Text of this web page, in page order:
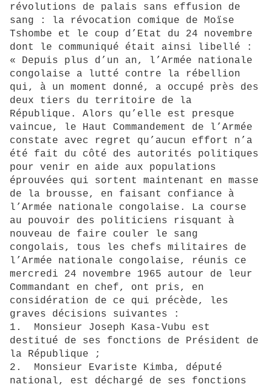
révolutions de palais sans effusion de
sang : la révocation comique de Moïse
Tshombe et le coup d’Etat du 24 novembre
dont le communiqué était ainsi libellé :
« Depuis plus d’un an, l’Armée nationale
congolaise a lutté contre la rébellion
qui, à un moment donné, a occupé près des
deux tiers du territoire de la
République. Alors qu’elle est presque
vaincue, le Haut Commandement de l’Armée
constate avec regret qu’aucun effort n’a
été fait du côté des autorités politiques
pour venir en aide aux populations
éprouvées qui sortent maintenant en masse
de la brousse, en faisant confiance à
l’Armée nationale congolaise. La course
au pouvoir des politiciens risquant à
nouveau de faire couler le sang
congolais, tous les chefs militaires de
l’Armée nationale congolaise, réunis ce
mercredi 24 novembre 1965 autour de leur
Commandant en chef, ont pris, en
considération de ce qui précède, les
graves décisions suivantes :
1. Monsieur Joseph Kasa-Vubu est
destitué de ses fonctions de Président de
la République ;
2. Monsieur Evariste Kimba, député
national, est déchargé de ses fonctions